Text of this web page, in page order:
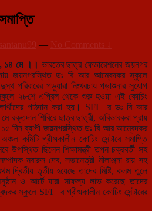
santanu99 — No Comments ↓
১৪ মে ।। ভারতের ছাত্র ফেডারেশনের জয়নগর
জয়নগরস্থিত ডঃ বি আর আম্বেদকর স্কুলে
দুস্থ পরিবারের পড়ুয়ারা নিঃখরচায় পড়াশুনার সুযোগ
২৮শে এপ্রিল থেকে শুরু হওয়া এই কোচিং
পাঠদান করা হয়। SFI –র ডঃ বি আর
রক্তদান শিবিরে ছাত্র ছাত্রী, অবিভাবকরা প্রায়
দিন ব্যাপী জয়নগরস্থিত ডঃ বি আর আম্বেদকর
কমিটি গ্রীষ্মকালীন কোচিং সেন্টারে সমাপ্তি
উপস্থিত ছিলেন শিক্ষামন্ত্রী তপন চক্রবর্তী সহ
নবারুন দেব, সভানেত্রী নীলাঞ্জনা রায় সহ
দ্বিতীয় তৃতীয় হয়েছে তাদের মিষ্টি, কলম তুলে
ও আর্টে যারা সাফল্য লাভ করেছে তাদের
স্কুলে SFI –র গ্রীষ্মকালীন কোচিং সেন্টারের